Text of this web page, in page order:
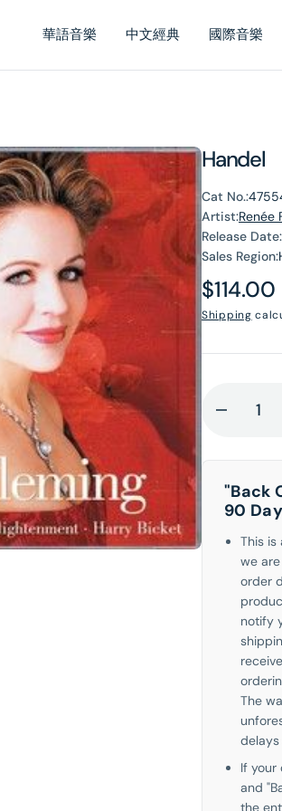
華語音樂 中文經典 國際音樂
Handel
Cat No.:
Artist:Renée
Release Date:
Sales Region:
Regular
price
$114.00
Shipping
Decrease
for
Handel
"Back
90
This is
we
order
notify
The
If your
and
the